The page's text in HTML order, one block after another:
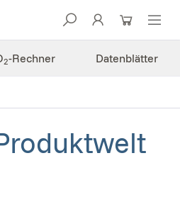
2-Rechner Datenblätter